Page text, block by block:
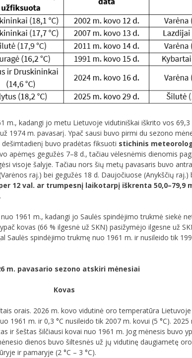
m., kadangi jo metu Lietuvoje vidutiniškai iškrito vos
1974 m. pavasarį. Ypač sausi buvo pirmi du sezono
buvo pradėtas fiksuoti stichinis
apėmęs gegužės 7–8 d., tačiau vėlesnėmis dienomis
visoje šalyje. Tačiau nors šių metų pavasaris buvo
raj.) bei gegužės 18 d. Daujočiuose (Anykščių
12 val. ar trumpesnį laikotarpį iškrenta 50,0–79,9
1961 m., kadangi jo Saulės spindėjimo trukmė siekė
kovas (66 % ilgesnė už SKN) pasižymėjo ilgesne už
Saulės spindėjimo trukmę nuo 1961 m. ir nusileido tik
m. pavasario sezono atskiri mėnesiai
Kovas
orais. 2026 m. kovo vidutinė oro temperatūra Lietuvoje
1961 m. ir 0,3 °C nusileido tik 2007 m. kovui (5 °C).
ir šeštas šilčiausi kovai nuo 1961 m. Jog mėnesis buvo
dienos buvo šiltesnės už jų vidutinę daugiametę
ir pamaryje (2 °C – 3 °C).